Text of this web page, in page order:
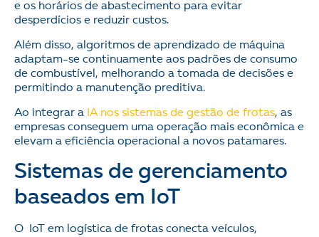
e os horários de abastecimento para evitar
desperdícios e reduzir custos.
Além disso, algoritmos de aprendizado de máquina
adaptam-se continuamente aos padrões de consumo
de combustível, melhorando a tomada de decisões e
permitindo a manutenção preditiva.
Ao integrar a IA nos sistemas de gestão de frotas, as
empresas conseguem uma operação mais econômica e
elevam a eficiência operacional a novos patamares.
Sistemas de gerenciamento
baseados em IoT
O IoT em logística de frotas conecta veículos,